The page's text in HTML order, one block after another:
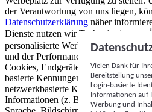
der Verantwortung von uns liegen,
Datenschutzerklärung näher
Dienste nutzen wir Technologien von
personalisierte Werbung und Inhalte,
und der Performance von Inhalten
Cookies, Endgeräte- oder ähnliche
basierte Kennungen, zufällig
netzwerkbasierte Kennungen) können
Informationen (z. B. Browsertyp und
Vielen Dank für
Bereitstellung
Login-basierte
Informationen auf
Werbung und